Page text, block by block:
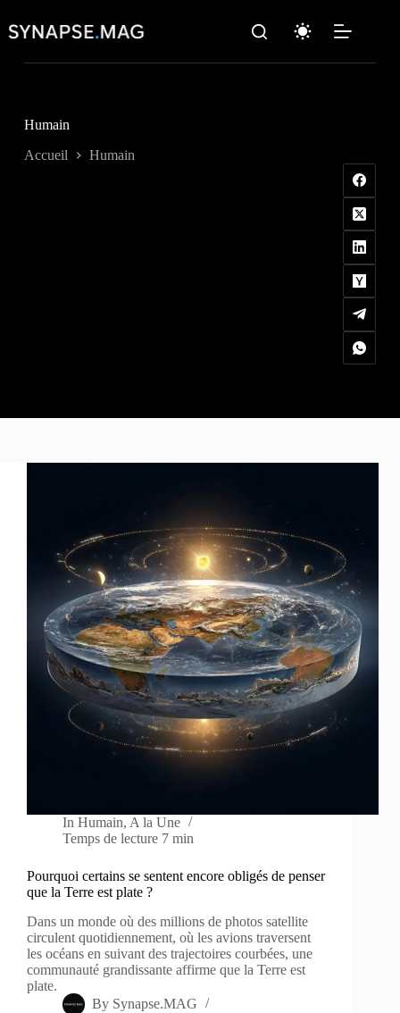
au
contenu
Humain
Accueil Humain
In Humain, A la Une
Temps de lecture 7 min
Pourquoi certains se sentent encore obligés de penser
que la Terre est plate ?
Dans un monde où des millions de photos satellite
circulent quotidiennement, où les avions traversent
les océans en suivant des trajectoires courbées, une
communauté grandissante affirme que la Terre est
plate.
By Synapse.MAG